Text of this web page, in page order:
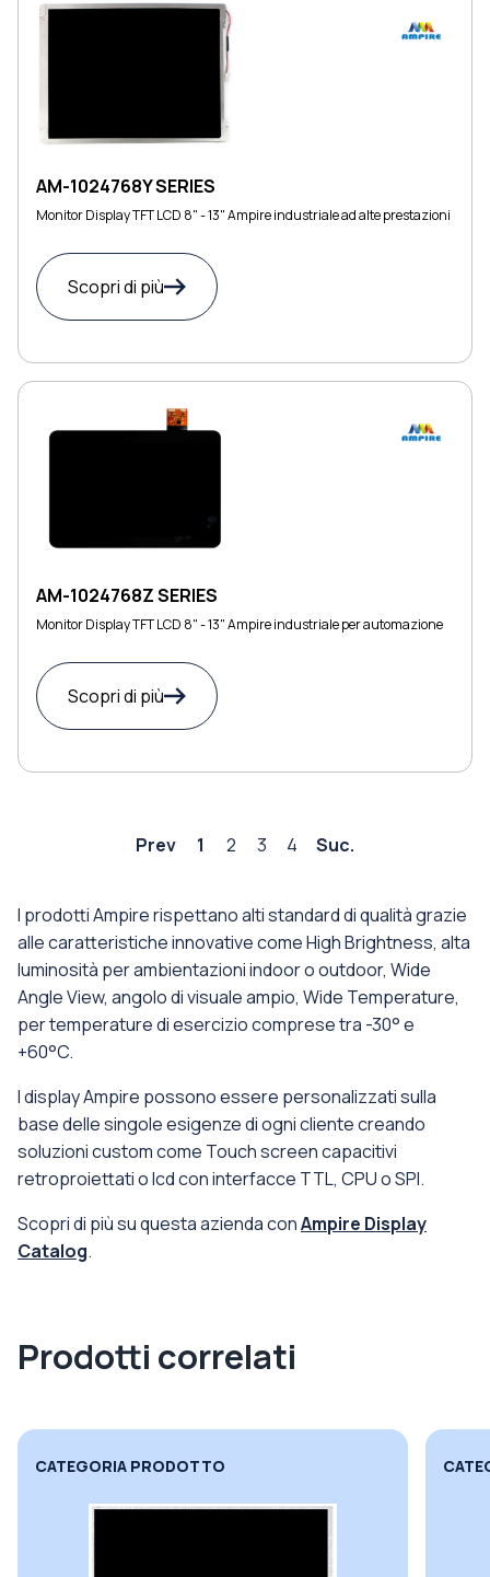
AM-1024768Y SERIES
Monitor Display TFT LCD 8" - 13" Ampire industriale ad alte prestazioni
Scopri di più
AM-1024768Z SERIES
Monitor Display TFT LCD 8" - 13" Ampire industriale per automazione
Scopri di più
Prev 1 2 3 4 Suc.
I prodotti Ampire rispettano alti standard di qualità grazie
alle caratteristiche innovative come High Brightness, alta
luminosità per ambientazioni indoor o outdoor, Wide
Angle View, angolo di visuale ampio, Wide Temperature,
per temperature di esercizio comprese tra -30° e
+60°C.
I display Ampire possono essere personalizzati sulla
base delle singole esigenze di ogni cliente creando
soluzioni custom come Touch screen capacitivi
retroproiettati o lcd con interfacce TTL, CPU o SPI.
Scopri di più su questa azienda conAmpire Display
Catalog.
Prodotti correlati
CATEGORIA PRODOTTO